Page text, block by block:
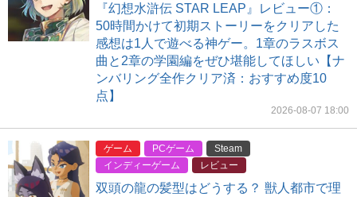
『幻想水滸伝 STAR LEAP』レビュー①：
50時間かけて初期ストーリーをクリアした
感想は1人で遊べる神ゲー。1章のラスボス
曲と2章の学園編をぜひ堪能してほしい【ナ
ンバリング全作クリア済：おすすめ度10
点】
2026-08-07 18:00
ゲーム PCゲーム
Steam
インディーゲーム
レビュー
双頭の龍の髪型はどうする？ 獣人都市で理